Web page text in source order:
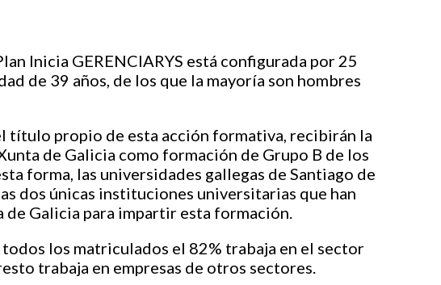
Inicia GERENCIARYS está configurada por 25
de 39 años, de los que la mayoría son hombres
título propio de esta acción formativa, recibirán la
de Galicia como formación de Grupo B de los
forma, las universidades gallegas de Santiago de
dos únicas instituciones universitarias que han
de Galicia para impartir esta formación.
todos los matriculados el 82% trabaja en el sector
trabaja en empresas de otros sectores.